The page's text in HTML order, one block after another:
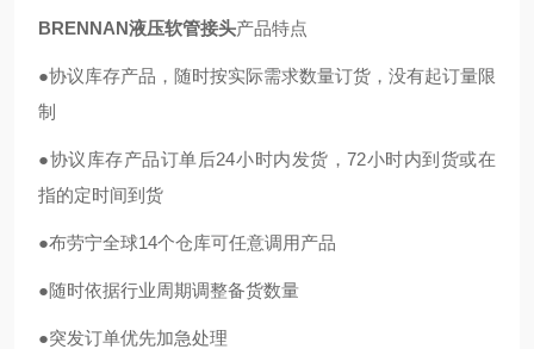
BRENNAN液压软管接头产品特点
●协议库存产品，随时按实际需求数量订货，没有起订量限
制
●协议库存产品订单后24小时内发货，72小时内到货或在
指的定时间到货
●布劳宁全球14个仓库可任意调用产品
●随时依据行业周期调整备货数量
●突发订单优先加急处理